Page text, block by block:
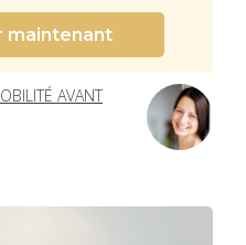
maintenant
AVANT